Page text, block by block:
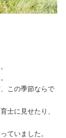
この季節ならで
士に見せたり、
ていました。